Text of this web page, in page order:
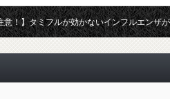
意！】タミフルが効かないインフルエンザ
ギ・ヒノキ花粉のピークと終了は？皮膚炎